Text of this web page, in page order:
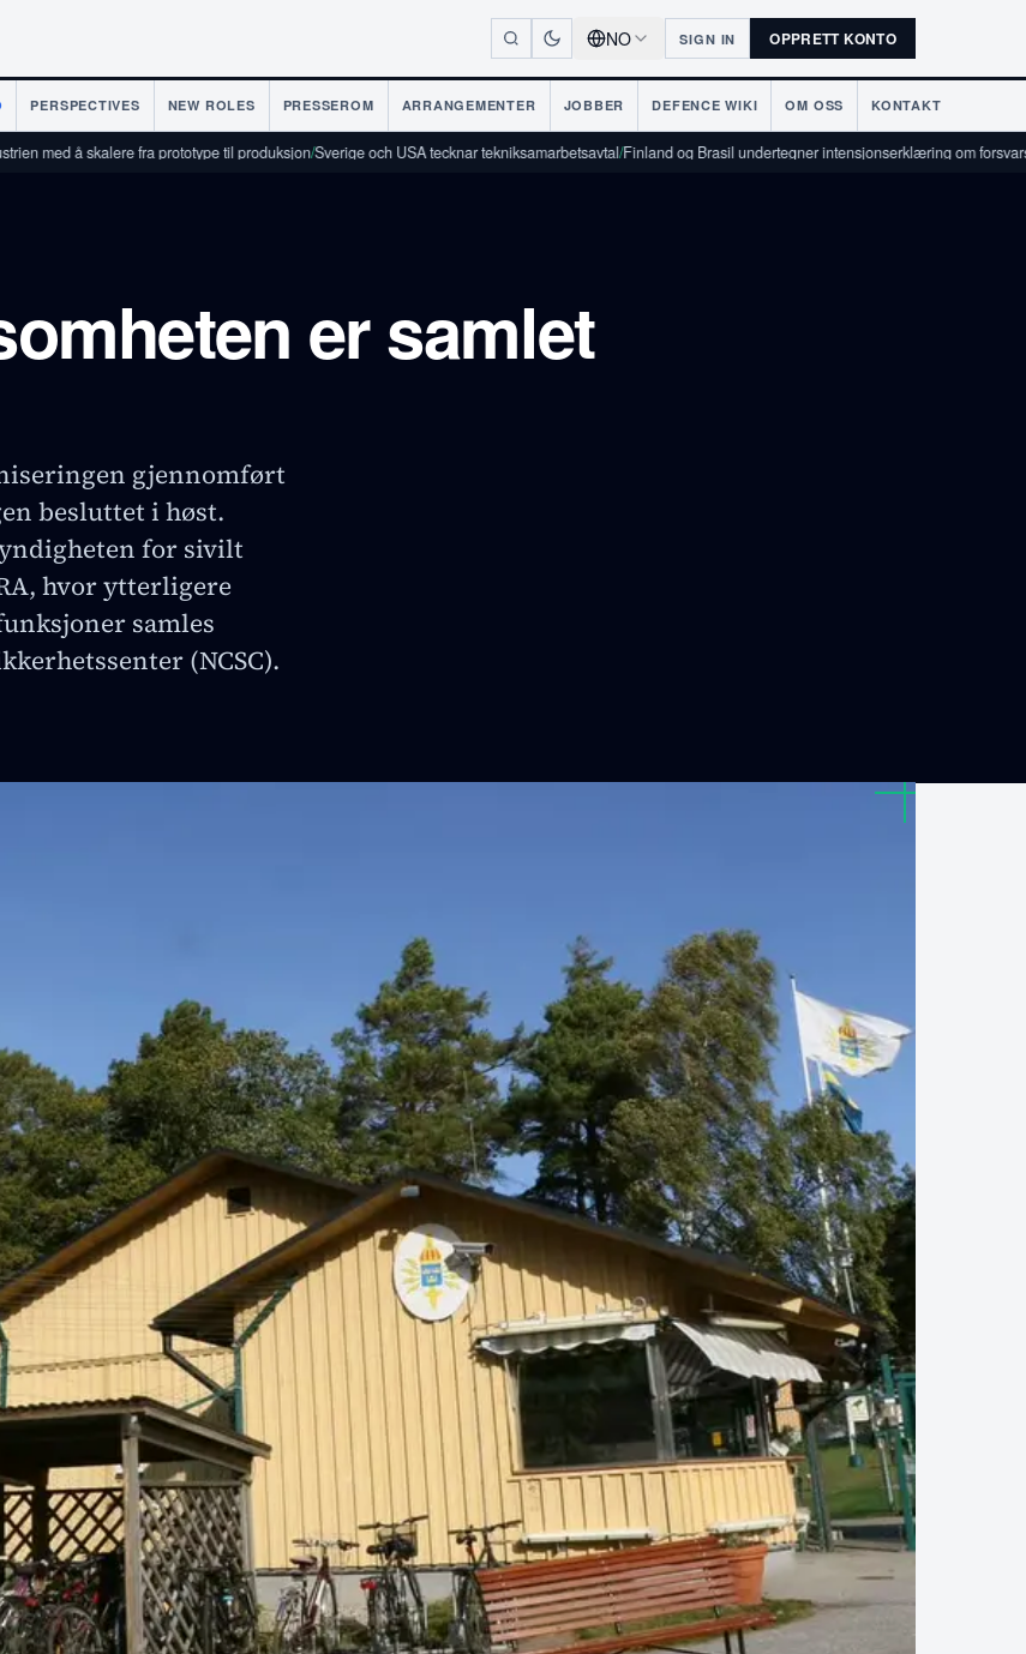
NO SIGN IN OPPRETT KONTO
PERSPECTIVES NEW ROLES PRESSEROM ARRANGEMENTER JOBBER DEFENCE WIKI OM OSS KONTAKT
skalere fra prototype til produksjon/Sverige och USA tecknar tekniksamarbetsavtal/Finland og Brasil undertegner intensjonserklæring om
er samlet
gjennomført
besluttet i høst.
for sivilt
hvor ytterligere
samles
(NCSC).